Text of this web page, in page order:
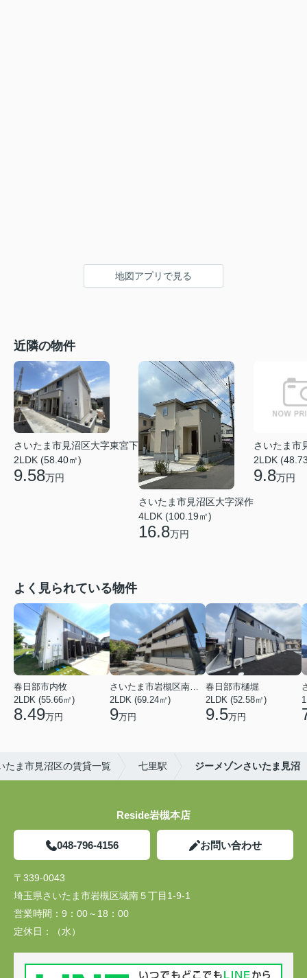
地図アプリで見る
近隣の物件
さいたま市見沼区大字東宮下
2LDK (58.40㎡)
9.58万円
さいたま市見沼区大字深作
4LDK (100.19㎡)
16.8万円
さいたま市
2LDK
9.8万円
よく見られている物件
春日部市内牧
2LDK (55.66㎡)
8.49万円
2LDK (69.24㎡)
9万円
春日部市樋堀
2LDK (52.58㎡)
9.5万円
たま市見沼区の賃貸一覧 七里駅 ジーメゾンさいたま見沼
Reside岩槻本店
048-796-4156 お問い合わせ
〒339-0043
埼玉県さいたま市岩槻区城南５丁目1-9-1
営業時間： 9：00～18：00
定休日：
（水）